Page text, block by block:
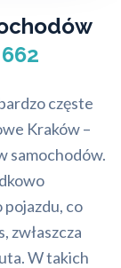
częste
Kraków –
samochodów.
co
zwłaszcza
W takich